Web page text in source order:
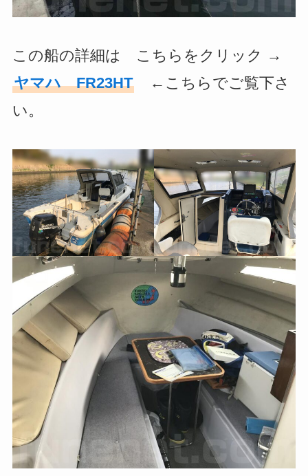
この船の詳細は こちらをクリック →
ヤマハ FR23HT
←こちらでご覧下さ
い。